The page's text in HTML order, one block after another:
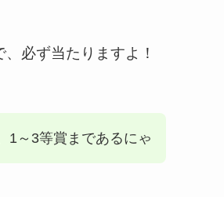
必ず当たりますよ！
1～3等賞まであるにゃ